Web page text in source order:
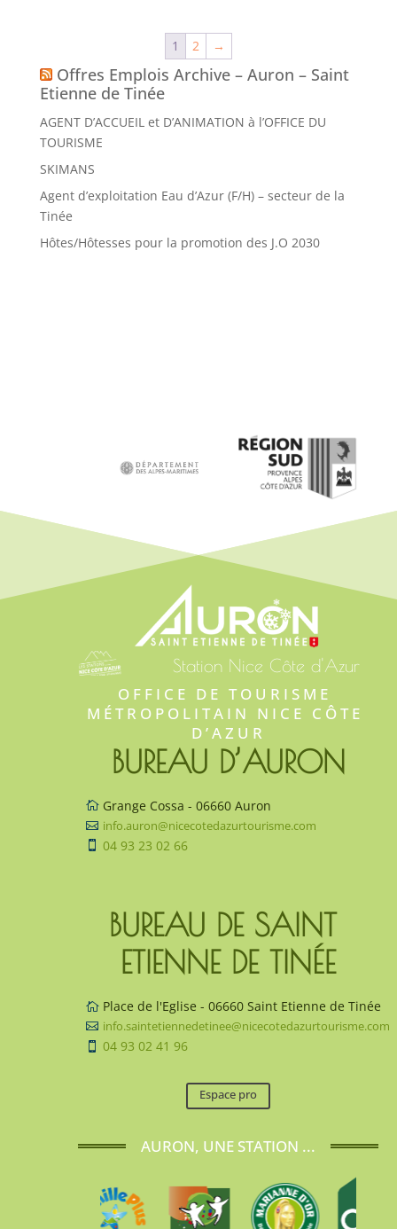
1 2 →
Offres Emplois Archive – Auron – Saint
Etienne de Tinée
AGENT D’ACCUEIL et D’ANIMATION à l’OFFICE DU
TOURISME
SKIMANS
Agent d’exploitation Eau d’Azur (F/H) – secteur de la
Tinée
Hôtes/Hôtesses pour la promotion des J.O 2030
Station Nice Côte d'Azur
OFFICE DE TOURISME
MÉTROPOLITAIN NICE CÔTE
D’AZUR
BUREAU D’AURON
 Grange Cossa - 06660 Auron
 info.auron@nicecotedazurtourisme.com
 04 93 23 02 66
BUREAU DE SAINT
ETIENNE DE TINÉE
 Place de l'Eglise - 06660 Saint Etienne de Tinée
 info.saintetiennedetinee@nicecotedazurtourisme.com
 04 93 02 41 96
Espace pro
AURON, UNE STATION ...